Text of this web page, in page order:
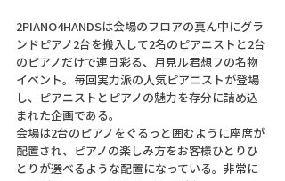
2PIANO4HANDSは会場のフロアの真ん中にグラ
ンドピアノ2台を搬入して2名のピアニストと2台
のピアノだけで連日彩る、月見ル君想フの名物
イベント。毎回実力派の人気ピアニストが登場
し、ピアニストとピアノの魅力を存分に詰め込
まれた企画である。
会場は2台のピアノをぐるっと囲むように座席が
配置され、ピアノの楽しみ方をお客様ひとりひ
とりが選べるような配置になっている。非常に